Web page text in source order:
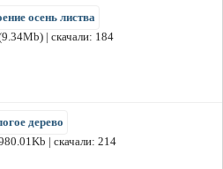
осень листва
| скачали: 184
дерево
| скачали: 214